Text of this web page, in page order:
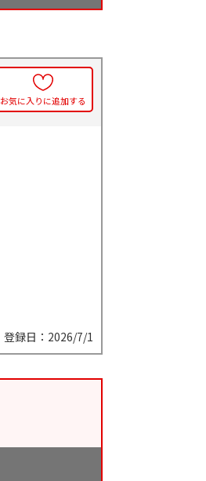
お気に入りに追加する
登録日：2026/7/1